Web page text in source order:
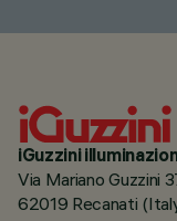
iGuzzini
Via Mariano Guzzini
62019 Recanati